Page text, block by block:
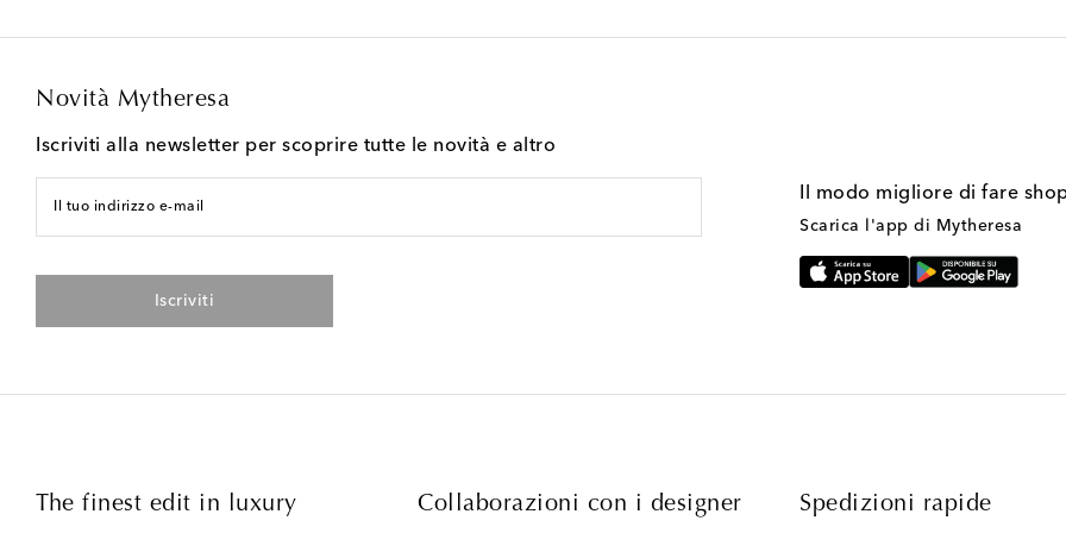
Novità Mytheresa
Iscriviti alla newsletter per scoprire tutte le novità e altro
Il tuo indirizzo e-mail
Iscriviti
Il modo migliore di fare
Scarica l'app di Mytheresa
The finest edit in luxury Collaborazioni con i designer Spedizioni rapide